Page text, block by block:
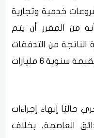
خدمية وتجارية
من المقرر أن يتم
الناتجة من التدفقات
النقدية من مشروعات الشراكة بقيمة سنوية 6 مليارات
حاليًا إنهاء إجراءات
فدانًا بحدائق العاصمة، بخلاف